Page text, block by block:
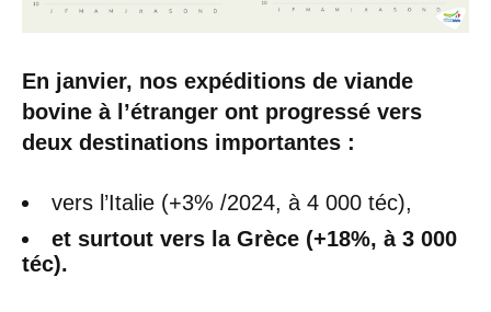
En janvier, nos expéditions de viande
bovine à l’étranger ont progressé vers
deux destinations importantes :
vers l’Italie (+3% /2024, à 4 000 téc),
et surtout vers la Grèce (+18%, à 3 000
téc).